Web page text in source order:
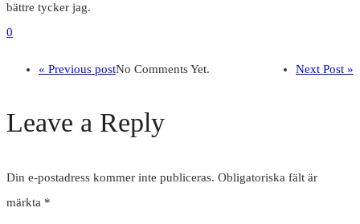
bättre tycker jag.
0
« Previous post Next Post »
No Comments Yet.
Leave a Reply
Din e-postadress kommer inte publiceras. Obligatoriska fält är
märkta *